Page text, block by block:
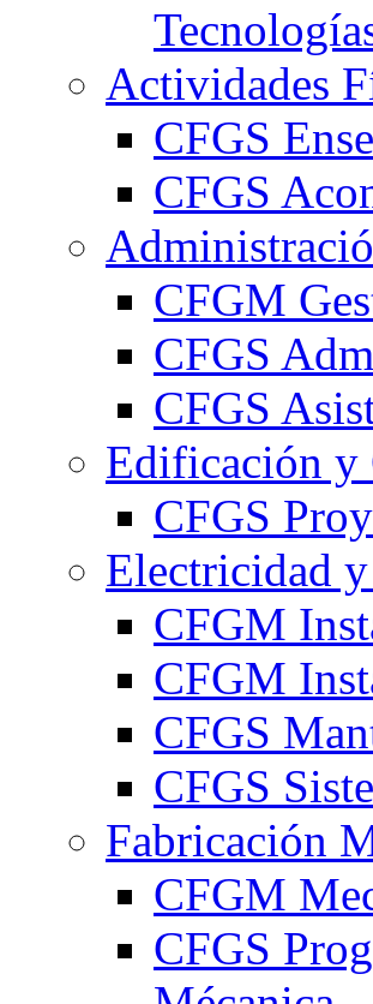
Actividades
CFGS
CFGS
CFGM
CFGS
CFGS
Edificación
CFGS
Electricidad
CFGM
CFGM
CFGS
CFGS
Fabricación
CFGM
CFGS